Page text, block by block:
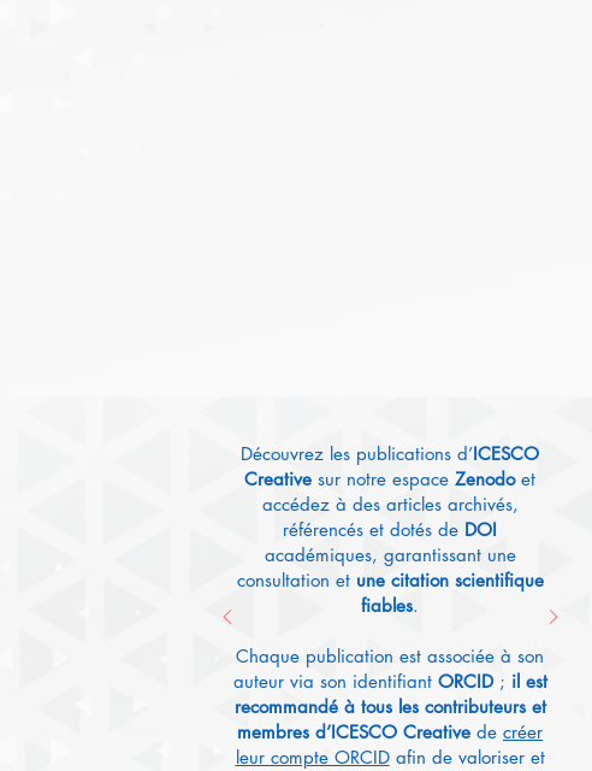
Découvrez les publications d’ICESCO
Creative sur notre espace Zenodoet
accédez à des articles archivés,
référencés et dotés de DOI
académiques, garantissant une
consultation et une citation scientifique
fiables.
Chaque publication est associée à son
auteur via son identifiant ORCID; il est
recommandé à tous les contributeurs et
membres d’ICESCO Creative de créer
leur compte ORCIDafin de valoriser et